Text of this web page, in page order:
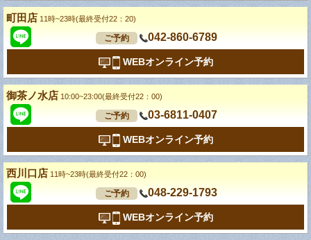
町田店 11時~23時(最終受付22：20)
ご予約 042-860-6789
WEBオンライン予約
御茶ノ水店 10:00~23:00(最終受付22：00)
ご予約 03-6811-0407
WEBオンライン予約
西川口店 11時~23時(最終受付22：00)
ご予約 048-229-1793
WEBオンライン予約